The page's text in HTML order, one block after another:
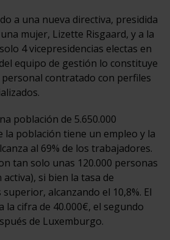
a una nueva directiva, presidida
mujer, Lizette Risgaard, y a la
4 vicepresidencias electas en
equipo de gestión lo constituye
contratado con perfiles
población de 5.650.000
la población tiene un empleo y la
al 69% de los trabajadores.
tan solo unas 120.000 personas
activa), si bien la tasa de
alcanzando el 10,8%. El
la cifra de 40.000€, el segundo
de Luxemburgo.